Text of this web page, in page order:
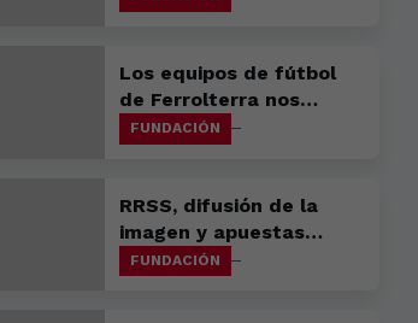
Arenales Santa Juana
Los equipos de fútbol
de Ferrolterra nos
acompañarán en las
gradas de A Malata
FUNDACIÓN
RRSS, difusión de la
imagen y apuestas
deportivas centran la
FUNDACIÓN